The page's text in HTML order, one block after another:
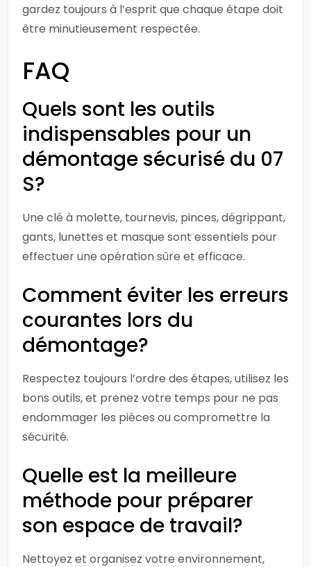
gardez toujours à l’esprit que chaque étape doit
être minutieusement respectée.
FAQ
Quels sont les outils
indispensables pour un
démontage sécurisé du 07
S?
Une clé à molette, tournevis, pinces, dégrippant,
gants, lunettes et masque sont essentiels pour
effectuer une opération sûre et efficace.
Comment éviter les erreurs
courantes lors du
démontage?
Respectez toujours l’ordre des étapes, utilisez les
bons outils, et prenez votre temps pour ne pas
endommager les pièces ou compromettre la
sécurité.
Quelle est la meilleure
méthode pour préparer
son espace de travail?
Nettoyez et organisez votre environnement,